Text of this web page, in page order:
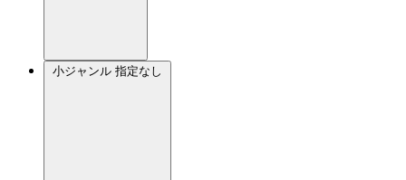
小ジャンル 指定なし